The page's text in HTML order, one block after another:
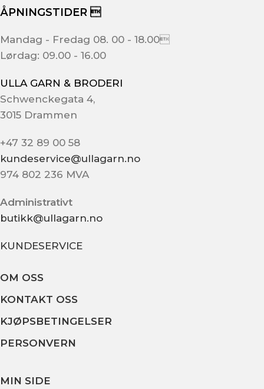
ÅPNINGSTIDER 
Mandag - Fredag 08. 00 - 18.00
Lørdag: 09.00 - 16.00
ULLA GARN & BRODERI
Schwenckegata 4,
3015 Drammen
+47 32 89 00 58
kundeservice@ullagarn.no
974 802 236 MVA
Administrativt
butikk@ullagarn.no
KUNDESERVICE
OM OSS
KONTAKT OSS
KJØPSBETINGELSER
PERSONVERN
MIN SIDE